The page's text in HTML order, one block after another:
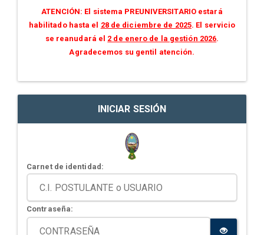
ATENCIÓN: El sistema PREUNIVERSITARIO estará
habilitado hasta el 28 de diciembre de 2025. El servicio
se reanudará el 2 de enero de la gestión 2026.
Agradecemos su gentil atención.
INICIAR SESIÓN
Carnet de identidad:
Contraseña: